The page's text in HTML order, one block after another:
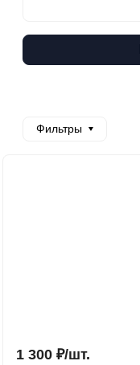
Фильтры
1 300 ₽/шт.